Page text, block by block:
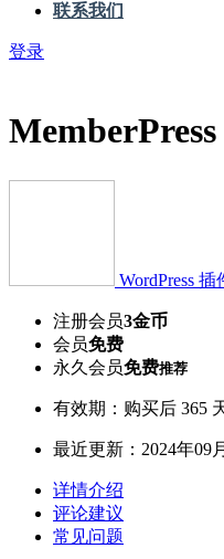
联系我们
登录
WordPress 插
注册会员3金币
会员免费
永久会员免费推荐
有效期：购买后 365
最近更新：2024年09
详情介绍
评论建议
常见问题